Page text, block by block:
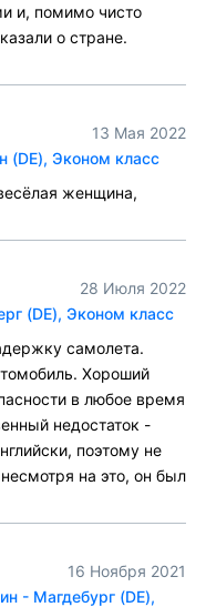
и, помимо чисто
о стране.
13 Мая 2022
Эконом класс
женщина,
28 Июля 2022
(DE), Эконом класс
самолета.
Хороший
в любое время
недостаток -
поэтому не
на это, он был
16 Ноября 2021
- Магдебург (DE),